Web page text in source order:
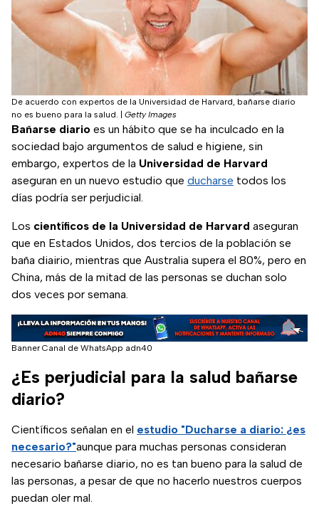
De acuerdo con expertos de la Universidad de Harvard, bañarse diario
no es bueno para la salud.
Getty Images
Bañarse diario es un hábito que se ha inculcado en la
sociedad bajo argumentos de salud e higiene, sin
embargo, expertos de la Universidad de Harvard
aseguran en un nuevo estudio que ducharse todos los
días podría ser perjudicial.
Los científicos de la Universidad de Harvard aseguran
que en Estados Unidos, dos tercios de la población se
baña diairio, mientras que Australia supera el 80%, pero en
China, más de la mitad de las personas se duchan solo
dos veces por semana.
Banner Canal de WhatsApp adn40
¿Es perjudicial para la salud bañarse
diario?
Científicos señalan en el estudio "Ducharse a diario: ¿es
necesario?"aunque para muchas personas consideran
necesario bañarse diario, no es tan bueno para la salud de
las personas, a pesar de que no hacerlo nuestros cuerpos
puedan oler mal.